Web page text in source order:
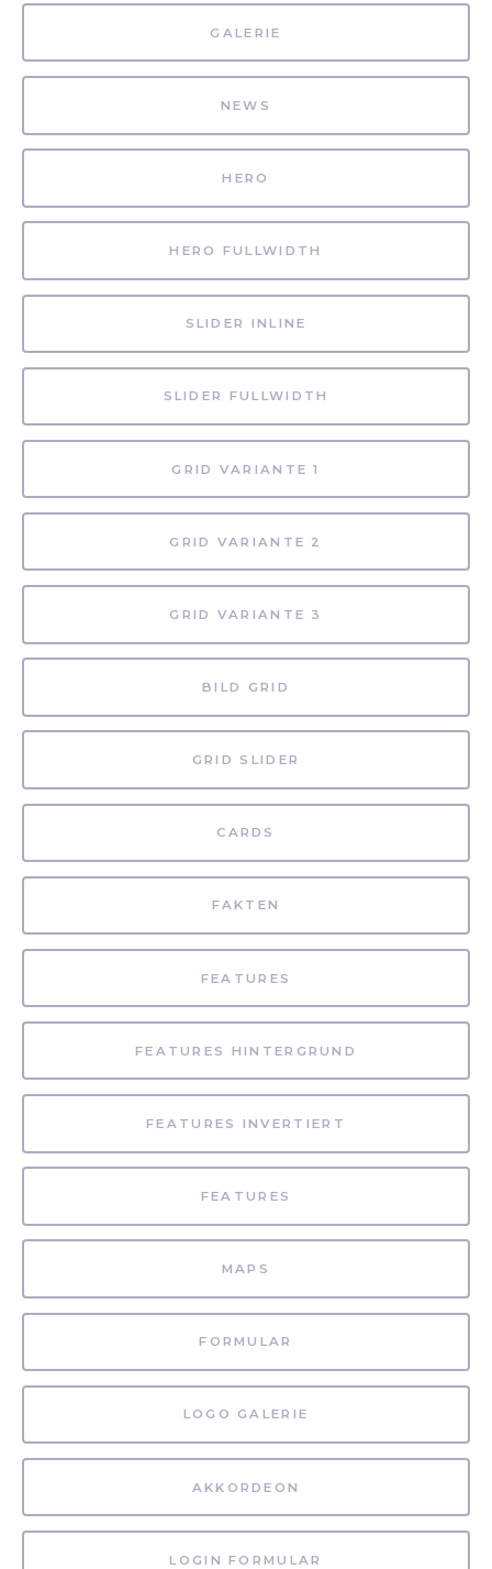
GALERIE
NEWS
HERO
HERO FULLWIDTH
SLIDER INLINE
SLIDER FULLWIDTH
GRID VARIANTE 1
GRID VARIANTE 2
GRID VARIANTE 3
BILD GRID
GRID SLIDER
CARDS
FAKTEN
FEATURES
FEATURES HINTERGRUND
FEATURES INVERTIERT
FEATURES
MAPS
FORMULAR
LOGO GALERIE
AKKORDEON
LOGIN FORMULAR